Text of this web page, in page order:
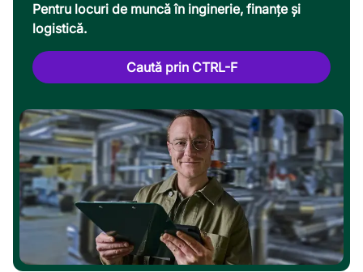
Pentru locuri de muncă în inginerie, finanțe și
logistică.
Caută prin CTRL-F